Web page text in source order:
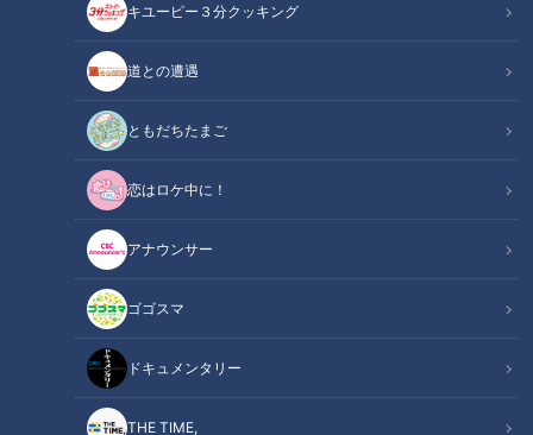
キユーピー３分クッキング
道との遭遇
ともだちたまご
恋はロケ中に！
アナウンサー
ゴゴスマ
ドキュメンタリー
THE TIME,
今中慎二「あいつは珍しい男」育ての親が語る、大野雄大の凄さ
中日ドラゴンズ
アナウンサーコラム
7年連続Bクラスという、負の歴史を見事に断ち切った立役
者、大野雄大投手。しかし、かつて投手コーチを務めた今中慎
二さんは、冷静に語る。
「あいつは、相変わらず開幕のスタートダッシュは良くない
が、その後、一気に覚醒したね。自信を持てば、人は変われ
る！そこに尽きるね。だって、一球一球は、去年と何も変わら